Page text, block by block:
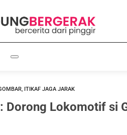
ITIKAF JAGA JARAK
Dorong Lokomotif si